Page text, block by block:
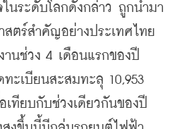
ระดับโลกดังกล่าว ถูกนำมา
ตร์สำคัญอย่างประเทศไทย
นช่วง 4 เดือนแรกของปี
ะเบียนสะสมทะลุ 10,953
เทียบกับช่วงเดียวกันของปี